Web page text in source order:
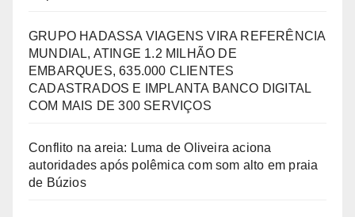
GRUPO HADASSA VIAGENS VIRA REFERÊNCIA
MUNDIAL, ATINGE 1.2 MILHÃO DE
EMBARQUES, 635.000 CLIENTES
CADASTRADOS E IMPLANTA BANCO DIGITAL
COM MAIS DE 300 SERVIÇOS
Conflito na areia: Luma de Oliveira aciona
autoridades após polêmica com som alto em praia
de Búzios